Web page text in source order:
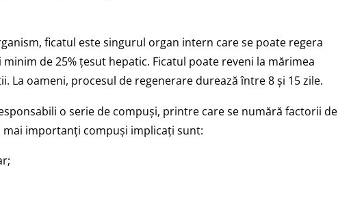
ficatul este singurul organ intern care se poate regera
de 25% țesut hepatic. Ficatul poate reveni la mărimea
La oameni, procesul de regenerare durează între 8 și 15 zile.
o serie de compuși, printre care se numără factorii de
importanți compuși implicați sunt: